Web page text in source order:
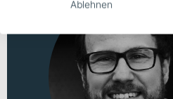
kannst Du die Sitzhöhe flexibel
Reifen in 29 Zoll. Dank
Lichtverhältnissen gut sichtbar.
Antrieb und
Ablehnen